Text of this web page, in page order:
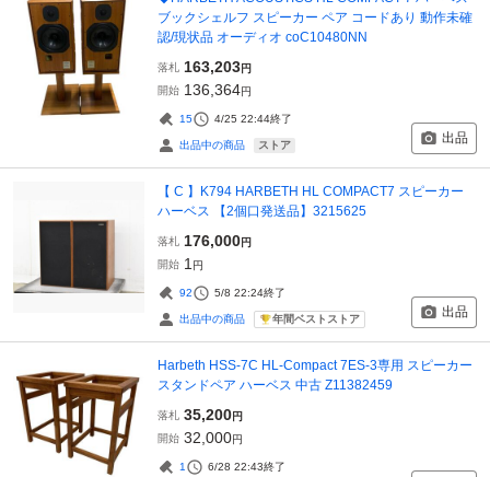
ブックシェルフ スピーカー ペア コードあり 動作未確
認/現状品 オーディオ coC10480NN
落札 163,203円
開始 136,364円
15 4/25 22:44終了
出品中の商品 ストア 出品
【 C 】K794 HARBETH HL COMPACT7 スピーカー
ハーベス 【2個口発送品】3215625
落札 176,000円
開始 1 円
92 5/8 22:24終了
出品中の商品 年間ベストストア 出品
Harbeth HSS-7C HL-Compact 7ES-3専用 スピーカー
スタンドペア ハーベス 中古 Z11382459
落札 35,200円
開始 32,000円
1 6/28 22:43終了